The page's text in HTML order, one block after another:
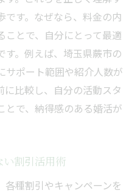
です。なぜなら、料金の内
ことで、自分にとって最適
す。例えば、埼玉県蕨市の
サポート範囲や紹介人数が
比較し、自分の活動スタ
とで、納得感のある婚活が
割引活用術
種割引やキャンペーンを